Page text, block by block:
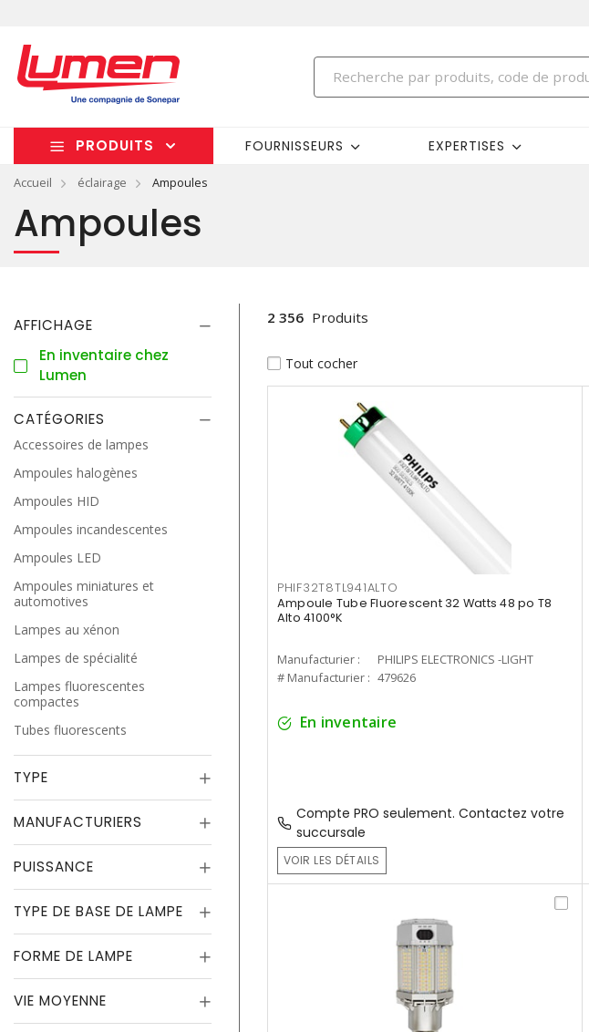
PRODUITS FOURNISSEURS EXPERTISES
Accueil éclairage Ampoules
Ampoules
AFFICHAGE
En inventaire chez
Lumen
CATÉGORIES
Accessoires de lampes
Ampoules halogènes
Ampoules HID
Ampoules incandescentes
Ampoules LED
Ampoules miniatures et
automotives
Lampes au xénon
Lampes de spécialité
Lampes fluorescentes
compactes
Tubes fluorescents
TYPE
MANUFACTURIERS
PUISSANCE
TYPE DE BASE DE LAMPE
FORME DE LAMPE
VIE MOYENNE
2 356 Produits
Tout cocher
PHIF32T8TL941ALTO
Ampoule Tube Fluorescent 32 Watts 48 po T8
Alto 4100°K
Manufacturier :
PHILIPS ELECTRONICS -LIGHT
# Manufacturier : 479626
En inventaire
Compte PRO seulement. Contactez votre
succursale
VOIR LES DÉTAILS